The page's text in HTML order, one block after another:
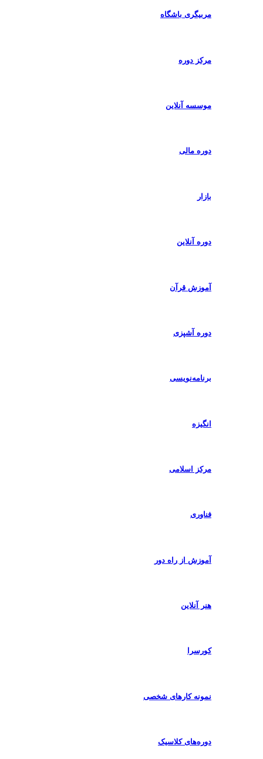
مربیگری باشگاه
مرکز دوره
موسسه آنلاین
دوره مالی
دوره آنلاین
آموزش قرآن
دوره آشپزی
برنامه‌نویسی
مرکز اسلامی
فناوری
آموزش از راه دور
هنر آنلاین
کورسرا
نمونه کارهای شخصی
دوره‌های کلاسیک